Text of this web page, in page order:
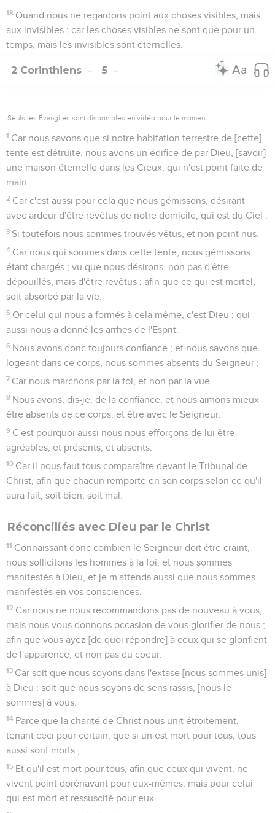
18 Quand nous ne regardons point aux choses visibles, mais
aux invisibles ; car les choses visibles ne sont que pour un
temps, mais les invisibles sont éternelles.
2 Corinthiens 5
Seuls les Évangiles sont disponibles en vidéo pour le moment.
1 Car nous savons que si notre habitation terrestre de [cette]
tente est détruite, nous avons un édifice de par Dieu, [savoir]
une maison éternelle dans les Cieux, qui n'est point faite de
main.
2 Car c'est aussi pour cela que nous gémissons, désirant
avec ardeur d'être revêtus de notre domicile, qui est du Ciel :
3 Si toutefois nous sommes trouvés vêtus, et non point nus.
4 Car nous qui sommes dans cette tente, nous gémissons
étant chargés ; vu que nous désirons, non pas d'être
dépouillés, mais d'être revêtus ; afin que ce qui est mortel,
soit absorbé par la vie.
5 Or celui qui nous a formés à cela même, c'est Dieu ; qui
aussi nous a donné les arrhes de l'Esprit.
6 Nous avons donc toujours confiance ; et nous savons que
logeant dans ce corps, nous sommes absents du Seigneur ;
7 Car nous marchons par la foi, et non par la vue.
8 Nous avons, dis-je, de la confiance, et nous aimons mieux
être absents de ce corps, et être avec le Seigneur.
9 C'est pourquoi aussi nous nous efforçons de lui être
agréables, et présents, et absents.
10 Car il nous faut tous comparaître devant le Tribunal de
Christ, afin que chacun remporte en son corps selon ce qu'il
aura fait, soit bien, soit mal.
Réconciliés avec Dieu par le Christ
11 Connaissant donc combien le Seigneur doit être craint,
nous sollicitons les hommes à la foi, et nous sommes
manifestés à Dieu, et je m'attends aussi que nous sommes
manifestés en vos consciences.
12 Car nous ne nous recommandons pas de nouveau à vous,
mais nous vous donnons occasion de vous glorifier de nous ;
afin que vous ayez [de quoi répondre] à ceux qui se glorifient
de l'apparence, et non pas du coeur.
13 Car soit que nous soyons dans l'extase [nous sommes unis]
à Dieu ; soit que nous soyons de sens rassis, [nous le
sommes] à vous.
14 Parce que la charité de Christ nous unit étroitement,
tenant ceci pour certain, que si un est mort pour tous, tous
aussi sont morts ;
15 Et qu'il est mort pour tous, afin que ceux qui vivent, ne
vivent point dorénavant pour eux-mêmes, mais pour celui
qui est mort et ressuscité pour eux.